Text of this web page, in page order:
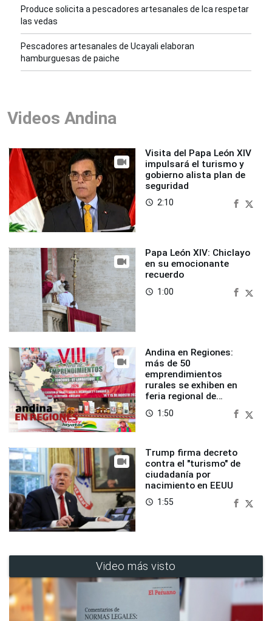
Produce solicita a pescadores artesanales de Ica respetar
las vedas
Pescadores artesanales de Ucayali elaboran
hamburguesas de paiche
Videos Andina
Visita del Papa León XIV
impulsará el turismo y
gobierno alista plan de
seguridad
access_time 2:10
Papa León XIV: Chiclayo
en su emocionante
recuerdo
access_time 1:00
Andina en Regiones:
más de 50
emprendimientos
rurales se exhiben en
feria regional de
Foncodes
access_time 1:50
Trump firma decreto
contra el "turismo" de
ciudadanía por
nacimiento en EEUU
access_time 1:55
Video más visto